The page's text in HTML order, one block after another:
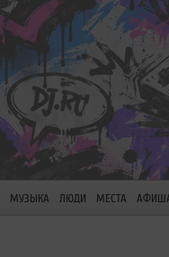
МУЗЫКА ЛЮДИ МЕСТА